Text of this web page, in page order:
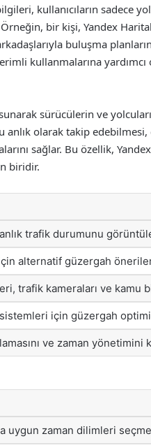
kullanıcıların sadece
bir kişi, Yandex
buluşma
kullanmalarına
sürücülerin ve
anlık olarak takip
sağlar. Bu özellik,
biridir.
anlık trafik durumunu
alternatif güzergah
trafik kameraları ve
için güzergah
ve zaman yönetimini
uygun zaman dilimleri